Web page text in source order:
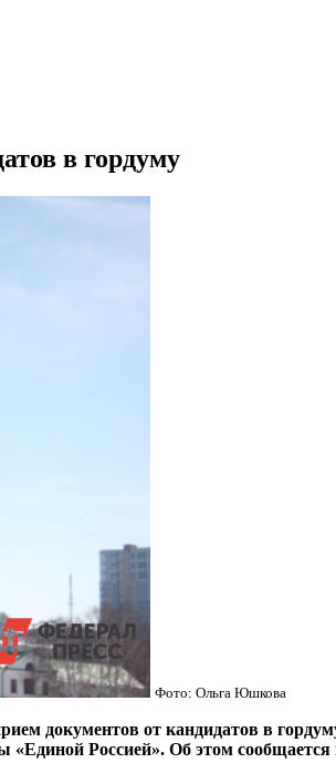
в гордуму
Фото: Ольга Юшкова
от кандидатов в гордуму.
«Единой Россией». Об этом